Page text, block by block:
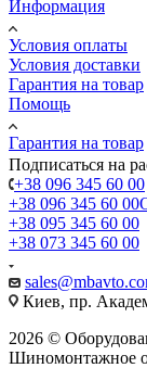
Информация
Условия оплаты
Условия доставки
Гарантия на товар
Помощь
Гарантия на товар
Подписаться на
+38 096 345 60 00
+38 096 345 60 00
+38 095 345 60 00
+38 073 345 60 00
Киев, пр.
2026 ©
Шиномонтажное